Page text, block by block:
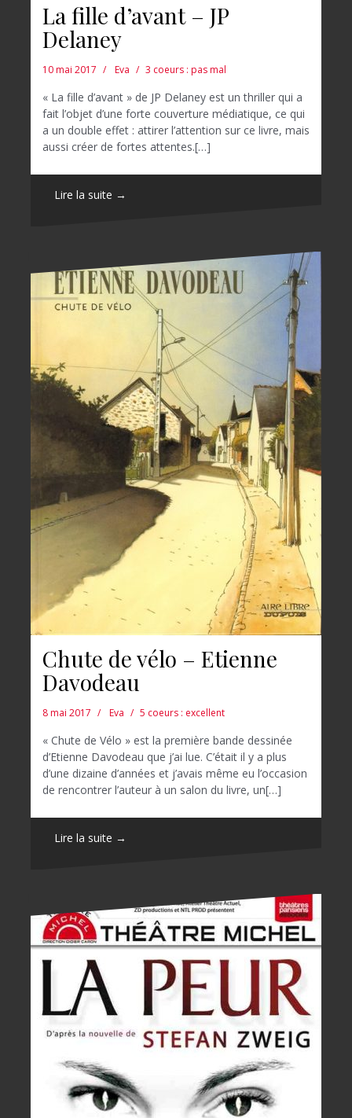
La fille d’avant – JP
Delaney
10 mai 2017 Eva 3 coeurs : pas mal
« La fille d’avant » de JP Delaney est un thriller qui a
fait l’objet d’une forte couverture médiatique, ce qui
a un double effet : attirer l’attention sur ce livre, mais
aussi créer de fortes attentes.[…]
Lire la suite →
Chute de vélo – Etienne
Davodeau
8 mai 2017 Eva 5 coeurs : excellent
« Chute de Vélo » est la première bande dessinée
d’Etienne Davodeau que j’ai lue. C’était il y a plus
d’une dizaine d’années et j’avais même eu l’occasion
de rencontrer l’auteur à un salon du livre, un[…]
Lire la suite →